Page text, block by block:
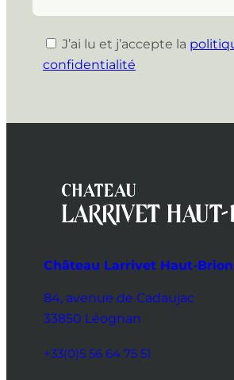
J’ai lu et j’accepte la
confidentialité
Château Larrivet Haut-Brion
84, avenue de Cadaujac
33850 Léognan
+33(0)5 56 64 75 51